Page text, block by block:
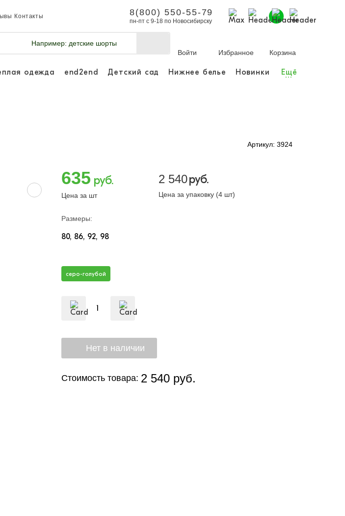
Контакты 8(800) 550-55-79
пн-пт с 9-18 по Новосибирску
Например: детские шорты
Войти
Избранное Корзина
одежда end2end Детский сад Нижнее белье Новинки Ещё
...
Артикул: 3924
635 руб.
Цена за шт
2 540руб.
Цена за упаковку (4 шт)
Размеры:
80 86 92 98
серо-голубой
Стоимость товара: 2 540 руб.